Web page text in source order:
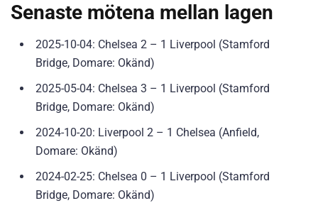
Senaste mötena mellan lagen
2025-10-04: Chelsea 2 – 1 Liverpool (Stamford
Bridge, Domare: Okänd)
2025-05-04: Chelsea 3 – 1 Liverpool (Stamford
Bridge, Domare: Okänd)
2024-10-20: Liverpool 2 – 1 Chelsea (Anfield,
Domare: Okänd)
2024-02-25: Chelsea 0 – 1 Liverpool (Stamford
Bridge, Domare: Okänd)